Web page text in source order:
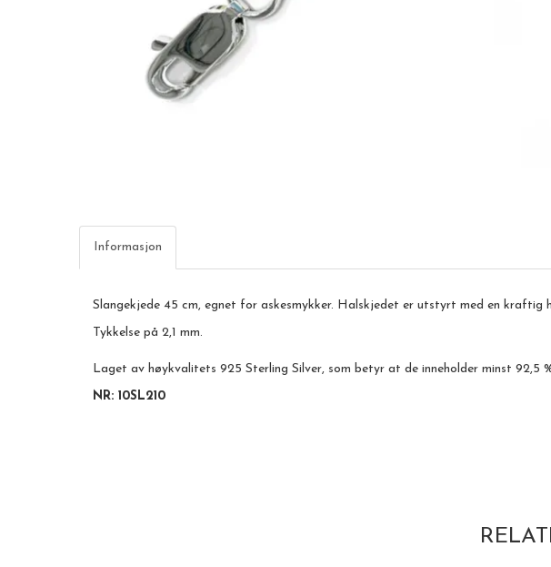
Informasjon
Slangekjede 45 cm, egnet for askesmykker. Halskjedet er utstyrt med en kraftig
Tykkelse på 2,1 mm.
Laget av høykvalitets 925 Sterling Silver, som betyr at de inneholder minst 92,5
NR: 10SL210